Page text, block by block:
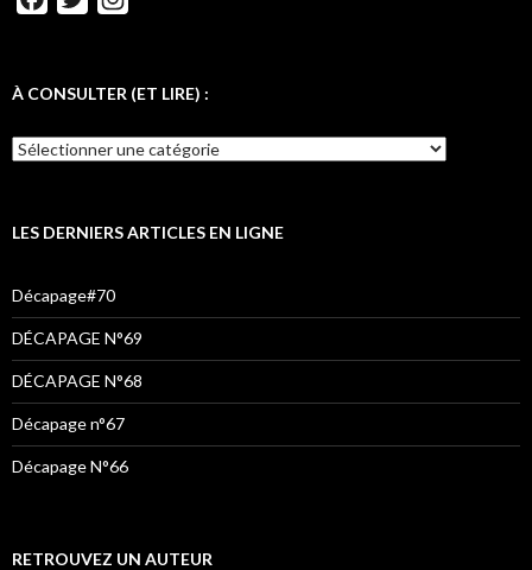
e
o
t
e
t
g
m
À CONSULTER (ET LIRE) :
LES DERNIERS ARTICLES EN LIGNE
Décapage#70
DÉCAPAGE N°69
DÉCAPAGE N°68
Décapage n°67
Décapage N°66
RETROUVEZ UN AUTEUR